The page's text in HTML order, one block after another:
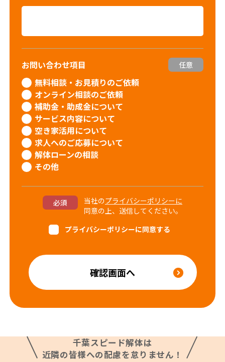
お問い合わせ項目 任意
無料相談・お見積りのご依頼
オンライン相談のご依頼
補助金・助成金について
サービス内容について
空き家活用について
求人へのご応募について
解体ローンの相談
その他
必須 当社のプライバシーポリシーに
同意の上、送信してください。
プライバシーポリシーに同意する
確認画面へ
千葉スピード解体は
近隣の皆様への配慮を怠りません！